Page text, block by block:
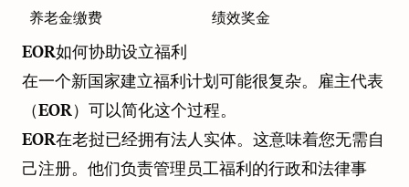
养老金缴费 绩效奖金
EOR如何协助设立福利
在一个新国家建立福利计划可能很复杂。雇主代表
（EOR）可以简化这个过程。
EOR在老挝已经拥有法人实体。这意味着您无需自
己注册。他们负责管理员工福利的行政和法律事